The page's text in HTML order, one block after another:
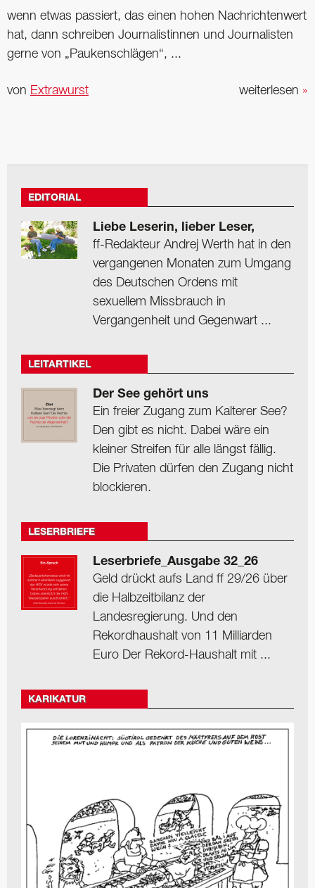
wenn etwas passiert, das einen hohen Nachrichtenwert
hat, dann schreiben Journalistinnen und Journalisten
gerne von „Paukenschlägen“, ...
weiterlesen »
von Extrawurst
EDITORIAL
Liebe Leserin, lieber Leser,
ff-Redakteur Andrej Werth hat in den
vergangenen Monaten zum Umgang
des Deutschen Ordens mit
sexuellem Missbrauch in
Vergangenheit und Gegenwart ...
LEITARTIKEL
Der See gehört uns
Ein freier Zugang zum Kalterer See?
Den gibt es nicht. Dabei wäre ein
kleiner Streifen für alle längst fällig.
Die Privaten dürfen den Zugang nicht
blockieren.
LESERBRIEFE
Leserbriefe_Ausgabe 32_26
Geld drückt aufs Land ff 29/26 über
die Halbzeitbilanz der
Landesregierung. Und den
Rekordhaushalt von 11 Milliarden
Euro Der Rekord-Haushalt mit ...
KARIKATUR